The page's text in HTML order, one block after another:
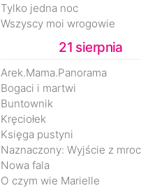
Tylko jedna noc
Wszyscy moi wrogowie
21 sierpnia
Arek.Mama.Panorama
Bogaci i martwi
Buntownik
Kręciołek
Księga pustyni
Nowa fala
O czym wie Marielle